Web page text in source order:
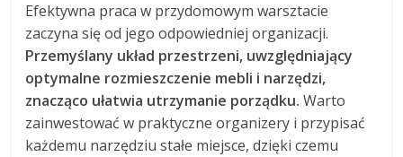
Efektywna praca w przydomowym warsztacie
zaczyna się od jego odpowiedniej organizacji.
Przemyślany układ przestrzeni, uwzględniający
optymalne rozmieszczenie mebli i narzędzi,
znacząco ułatwia utrzymanie porządku. Warto
zainwestować w praktyczne organizery i przypisać
każdemu narzędziu stałe miejsce, dzięki czemu